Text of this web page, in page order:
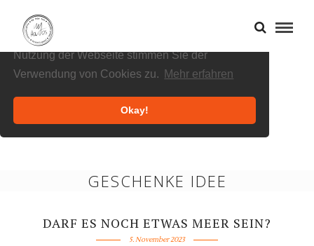
Cookies helfen uns bei der Bereitstellung
unserer Inhalte und Dienste. Durch die weitere
Nutzung der Webseite stimmen Sie der
Verwendung von Cookies zu.
Mehr erfahren
Okay!
GESCHENKE IDEE
DARF ES NOCH ETWAS MEER SEIN?
5. November 2023